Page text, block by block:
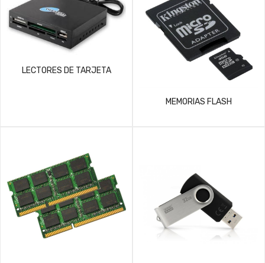
LECTORES DE TARJETA
MEMORIAS FLASH